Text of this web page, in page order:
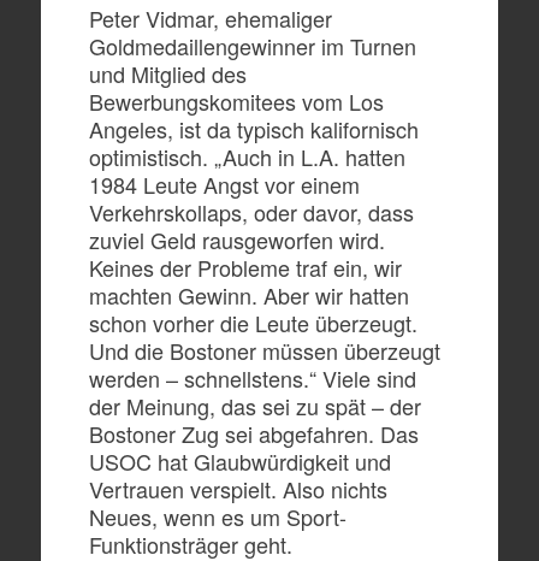
Peter Vidmar, ehemaliger
Goldmedaillengewinner im Turnen
und Mitglied des
Bewerbungskomitees vom Los
Angeles, ist da typisch kalifornisch
optimistisch. „Auch in L.A. hatten
1984 Leute Angst vor einem
Verkehrskollaps, oder davor, dass
zuviel Geld rausgeworfen wird.
Keines der Probleme traf ein, wir
machten Gewinn. Aber wir hatten
schon vorher die Leute überzeugt.
Und die Bostoner müssen überzeugt
werden – schnellstens.“ Viele sind
der Meinung, das sei zu spät – der
Bostoner Zug sei abgefahren. Das
USOC hat Glaubwürdigkeit und
Vertrauen verspielt. Also nichts
Neues, wenn es um Sport-
Funktionsträger geht.